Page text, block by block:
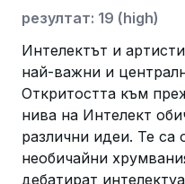
резултат: 19 (high)
Интелектът и
най-важни и
Откритостта към
нива на Интелект
различни идеи. Те
необичайни
дебатират